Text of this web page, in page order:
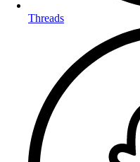
Threads